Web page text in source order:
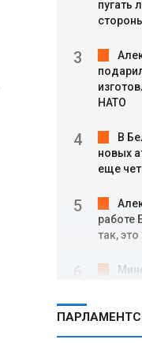
пугать
НАТО
В
новых
еще
работе
так,